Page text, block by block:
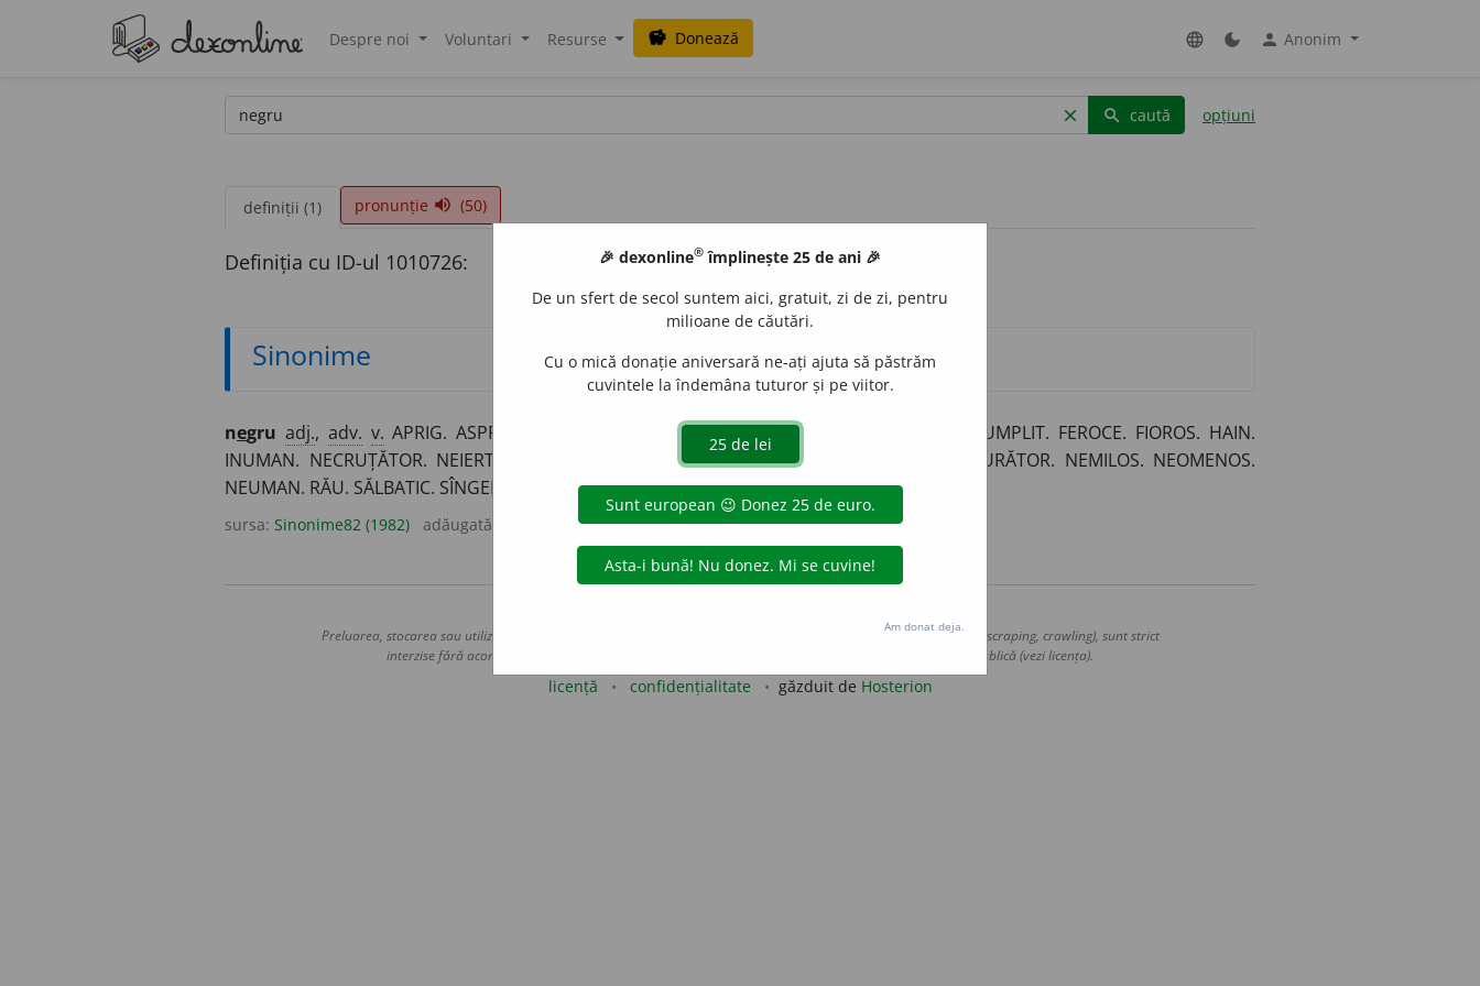
Despre noi Voluntari Resurse savings Donează language dark_mode person Anonim
clear search caută opțiuni
definiții (1) pronunție volume_up (50)
Definiția cu ID-ul 1010726:
Sinonime
negru adj., adv. v. APRIG. ASPRU. BARBAR. BRUTAL. CÎINOS. CRÎNCEN. CRUD. CRUNT. CUMPLIT. FEROCE. FIOROS. HAIN.
INUMAN. NECRUȚĂTOR. NEIERTĂTOR. NEÎMBLÎNZIT. NEÎNDUPLECAT. NEÎNDURAT. NEÎNDURĂTOR. NEMILOS. NEOMENOS.
NEUMAN. RĂU. SĂLBATIC. SÎNGEROS. VIOLENT.
sursa: Sinonime82 (1982) adăugată de LauraGellner acțiuni
Preluarea, stocarea sau utilizarea datelor de pe acest site, inclusiv prin orice metode de extragere automată (web scraping, crawling), sunt strict
interzise fără acordul nostru prealabil scris, cu excepția seturilor de date oferite oficial spre utilizare publică (vezi licența).
licență confidențialitate găzduit de Hosterion
🎉 dexonline® împlinește 25 de ani 🎉
De un sfert de secol suntem aici, gratuit, zi de zi, pentru
milioane de căutări.
Cu o mică donație aniversară ne-ați ajuta să păstrăm
cuvintele la îndemâna tuturor și pe viitor.
Am donat deja.